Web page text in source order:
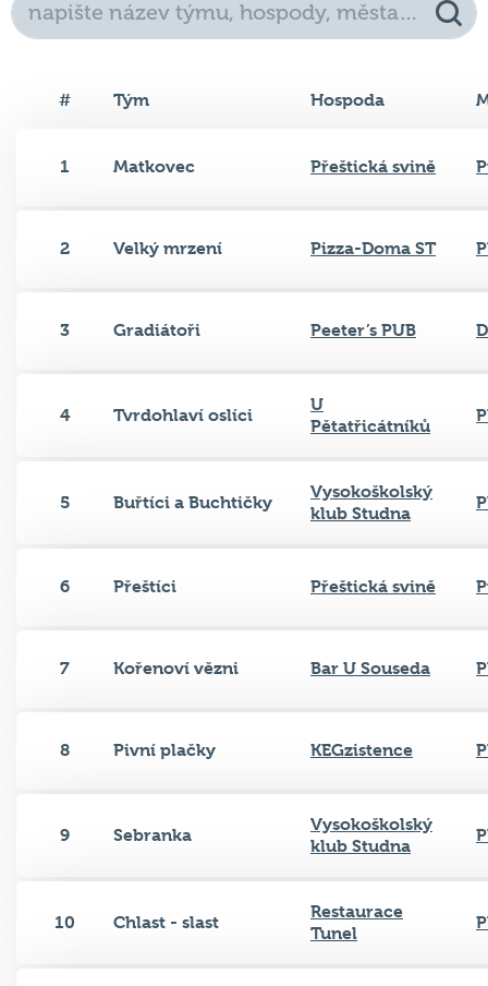
# Tým Hospoda
1 Matkovec Přeštická svině
2 Velký mrzení Pizza-Doma ST
3 Gradiátoři Peeter’s PUB
4 Tvrdohlaví oslíci
U
Pětatřicátníků
5 Buřtíci a Buchtičky
Vysokoškolský
klub Studna
6 Přeštíci Přeštická svině
7 Kořenoví vězni Bar U Souseda
8 Pivní plačky KEGzistence
9 Sebranka
Vysokoškolský
klub Studna
10 Chlast - slast
Restaurace
Tunel